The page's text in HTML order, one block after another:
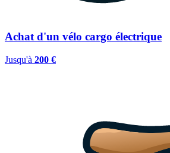
Achat d'un vélo cargo électrique
Jusqu'à 200 €